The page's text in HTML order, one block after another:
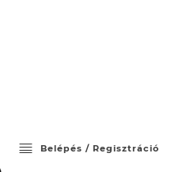
Belépés / Regisztráció